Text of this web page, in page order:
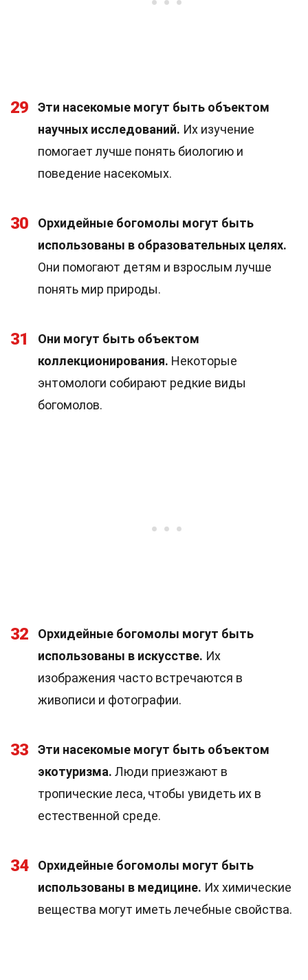
29
Эти насекомые могут быть объектом
научных исследований. Их изучение
помогает лучше понять биологию и
поведение насекомых.
30
Орхидейные богомолы могут быть
использованы в образовательных целях.
Они помогают детям и взрослым лучше
понять мир природы.
31
Они могут быть объектом
коллекционирования. Некоторые
энтомологи собирают редкие виды
богомолов.
32
Орхидейные богомолы могут быть
использованы в искусстве. Их
изображения часто встречаются в
живописи и фотографии.
33
Эти насекомые могут быть объектом
экотуризма. Люди приезжают в
тропические леса, чтобы увидеть их в
естественной среде.
34
Орхидейные богомолы могут быть
использованы в медицине. Их химические
вещества могут иметь лечебные свойства.